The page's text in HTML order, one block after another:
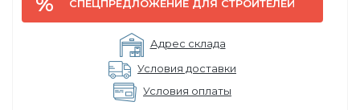
СПЕЦПРЕДЛОЖЕНИЕ ДЛЯ СТРОИТЕЛЕЙ
Адрес склада
Условия доставки
Условия оплаты